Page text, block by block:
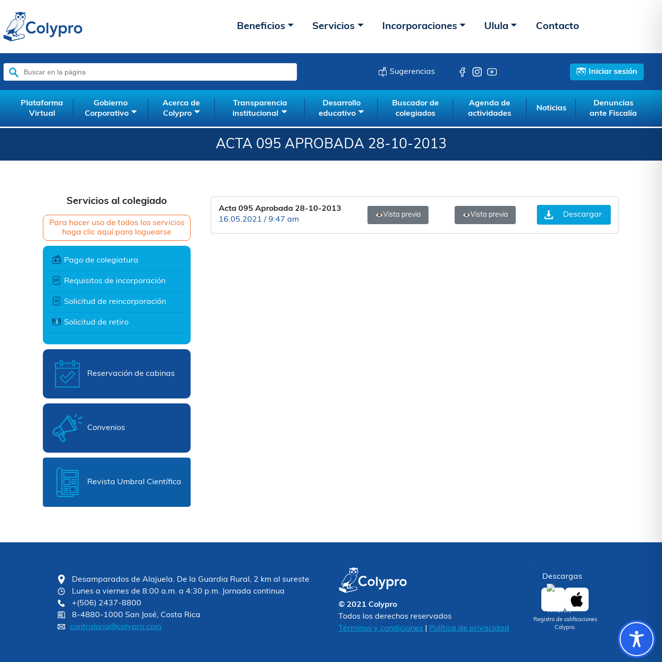
Beneficios Servicios Incorporaciones Ulula Contacto
Buscar:
Sugerencias Iniciar sesión
Plataforma
Virtual
Gobierno
Corporativo
Acerca de
Colypro
Transparencia
institucional
Desarrollo
educativo
Buscador de
colegiados
Agenda de
actividades
Noticias
Denuncias
ante Fiscalía
ACTA 095 APROBADA 28-10-2013
Servicios al colegiado
Para hacer uso de todos los servicios
haga clic aquí para loguearse
Pago de colegiatura
Requisitos de incorporación
Solicitud de reincorporación
Solicitud de retiro
Reservación de cabinas
Convenios
Revista Umbral Científica
Acta 095 Aprobada 28-10-2013
16.05.2021 / 9:47 am
Vista previa Vista previa Descargar
Desamparados de Alajuela. De la Guardia Rural, 2 km al sureste
Lunes a viernes de 8:00 a.m. a 4:30 p.m. Jornada continua
+(506) 2437-8800
8-4880-1000 San José, Costa Rica
contraloria@colypro.com
© 2021 Colypro
Todos los derechos reservados
Términos y condiciones
Política de privacidad
Descargas
Registro de calificaciones
Colypro.